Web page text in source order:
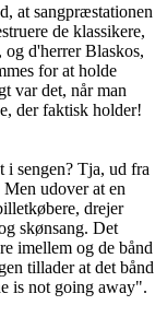
at sangpræstationen
de klassikere,
d'herrer Blaskos,
for at holde
var det, når man
der faktisk holder!
i sengen? Tja, ud fra
udover at en
drejer
skønsang. Det
imellem og de bånd
tillader at det bånd
is not going away".